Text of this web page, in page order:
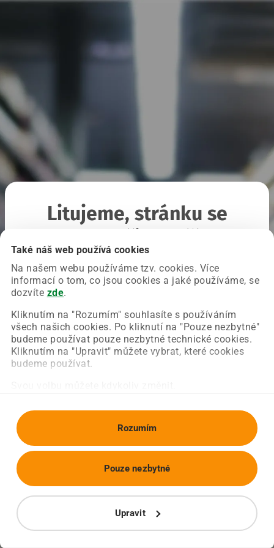
Také náš web používá cookies
Na našem webu používáme tzv. cookies. Více
informací o tom, co jsou cookies a jaké používáme, se
dozvíte zde.
Kliknutím na "Rozumím" souhlasíte s používáním
všech našich cookies. Po kliknutí na "Pouze nezbytné"
budeme používat pouze nezbytné technické cookies.
Kliknutím na "Upravit" můžete vybrat, které cookies
budeme používat.
Rozumím
Upravit
Pouze nezbytné
Litujeme, stránku se
Chyba nastala na naší straně a už ji opravujeme.
Zkuste prosím znovu načíst požadovanou stránku.
Obnovit stránku Úvodní strana